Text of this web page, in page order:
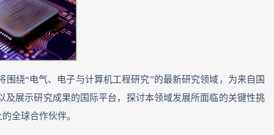
绕“电气、电子与计算机工程研究”的最新研究领域，为来自国
展示研究成果的国际平台，探讨本领域发展所面临的关键性挑
全球合作伙伴。